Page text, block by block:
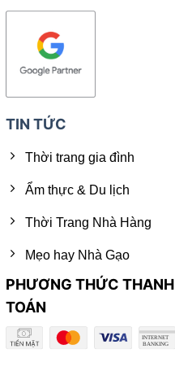
TIN TỨC
Thời trang gia đình
Ẩm thực & Du lịch
Thời Trang Nhà Hàng
Mẹo hay Nhà Gạo
PHƯƠNG THỨC THANH
TOÁN